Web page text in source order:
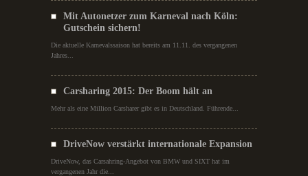
Mit Autonetzer zum Karneval nach Köln:
Gutschein sichern!
Die aktuelle Karnevalssaison hat bereits am 11.11. des vergangenen
Jahres...
Carsharing 2015: Der Boom hält an
Mehr als eine Million Carsharer gibt es in Deutschland. Führende...
DriveNow verstärkt internationale Expansion
DriveNow, das Carsahring-Angebot von BMW und SIXT hat im
vergangenen Jahr die...